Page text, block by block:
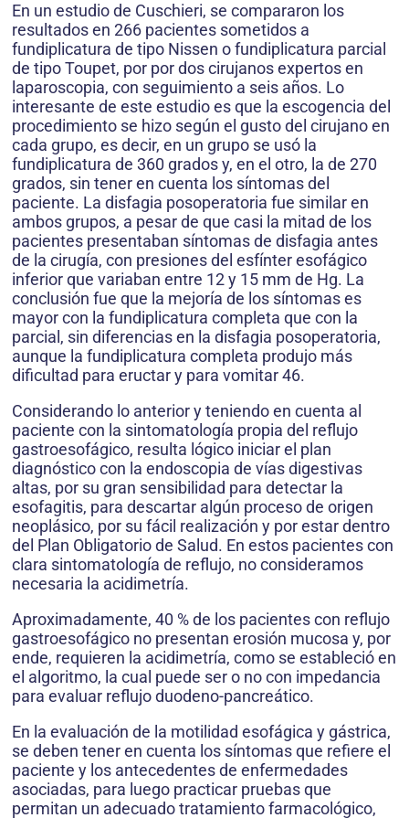
En un estudio de Cuschieri, se compararon los
resultados en 266 pacientes sometidos a
fundiplicatura de tipo Nissen o fundiplicatura parcial
de tipo Toupet, por por dos cirujanos expertos en
laparoscopia, con seguimiento a seis años. Lo
interesante de este estudio es que la escogencia del
procedimiento se hizo según el gusto del cirujano en
cada grupo, es decir, en un grupo se usó la
fundiplicatura de 360 grados y, en el otro, la de 270
grados, sin tener en cuenta los síntomas del
paciente. La disfagia posoperatoria fue similar en
ambos grupos, a pesar de que casi la mitad de los
pacientes presentaban síntomas de disfagia antes
de la cirugía, con presiones del esfínter esofágico
inferior que variaban entre 12 y 15 mm de Hg. La
conclusión fue que la mejoría de los síntomas es
mayor con la fundiplicatura completa que con la
parcial, sin diferencias en la disfagia posoperatoria,
aunque la fundiplicatura completa produjo más
dificultad para eructar y para vomitar 46.
Considerando lo anterior y teniendo en cuenta al
paciente con la sintomatología propia del reflujo
gastroesofágico, resulta lógico iniciar el plan
diagnóstico con la endoscopia de vías digestivas
altas, por su gran sensibilidad para detectar la
esofagitis, para descartar algún proceso de origen
neoplásico, por su fácil realización y por estar dentro
del Plan Obligatorio de Salud. En estos pacientes con
clara sintomatología de reflujo, no consideramos
necesaria la acidimetría.
Aproximadamente, 40 % de los pacientes con reflujo
gastroesofágico no presentan erosión mucosa y, por
ende, requieren la acidimetría, como se estableció en
el algoritmo, la cual puede ser o no con impedancia
para evaluar reflujo duodeno-pancreático.
En la evaluación de la motilidad esofágica y gástrica,
se deben tener en cuenta los síntomas que refiere el
paciente y los antecedentes de enfermedades
asociadas, para luego practicar pruebas que
permitan un adecuado tratamiento farmacológico,